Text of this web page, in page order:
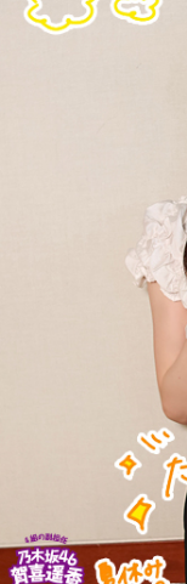
れ、この日から全
湯の花トンネル近くを走る、
新宿駅10時10分発
人をはじめ、買い
乗り込みました。
入りする子供もい
駅を正午過ぎ、お
ありましたが、ち
れば、乗り合わせ
少し和んだ雰囲気
そんな「419列車
クンとスピードが
な音が響き渡り、
半分まで湯の花ト
た。